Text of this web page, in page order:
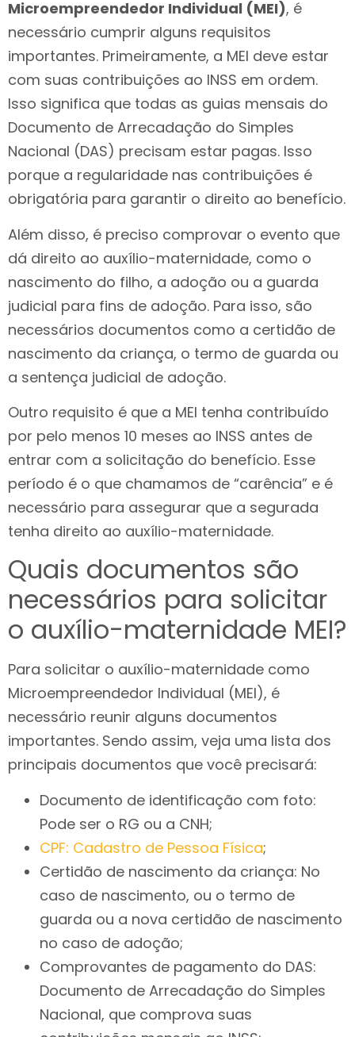
Microempreendedor Individual (MEI), é
necessário cumprir alguns requisitos
importantes. Primeiramente, a MEI deve estar
com suas contribuições ao INSS em ordem.
Isso significa que todas as guias mensais do
Documento de Arrecadação do Simples
Nacional (DAS) precisam estar pagas. Isso
porque a regularidade nas contribuições é
obrigatória para garantir o direito ao benefício.
Além disso, é preciso comprovar o evento que
dá direito ao auxílio-maternidade, como o
nascimento do filho, a adoção ou a guarda
judicial para fins de adoção. Para isso, são
necessários documentos como a certidão de
nascimento da criança, o termo de guarda ou
a sentença judicial de adoção.
Outro requisito é que a MEI tenha contribuído
por pelo menos 10 meses ao INSS antes de
entrar com a solicitação do benefício. Esse
período é o que chamamos de “carência” e é
necessário para assegurar que a segurada
tenha direito ao auxílio-maternidade.
Quais documentos são
necessários para solicitar
o auxílio-maternidade MEI?
Para solicitar o auxílio-maternidade como
Microempreendedor Individual (MEI), é
necessário reunir alguns documentos
importantes. Sendo assim, veja uma lista dos
principais documentos que você precisará:
Documento de identificação com foto:
Pode ser o RG ou a CNH;
CPF: Cadastro de Pessoa Física;
Certidão de nascimento da criança: No
caso de nascimento, ou o termo de
guarda ou a nova certidão de nascimento
no caso de adoção;
Comprovantes de pagamento do DAS:
Documento de Arrecadação do Simples
Nacional, que comprova suas